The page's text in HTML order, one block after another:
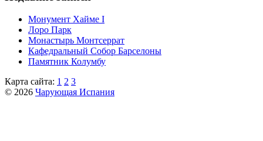
Монумент Хайме I
Лоро Парк
Монастырь Монтсеррат
Кафeдрaльный Собор Барселоны
Пaмятник Колумбу
Карта сайта: 1 2 3
© 2026 Чарующая Испания